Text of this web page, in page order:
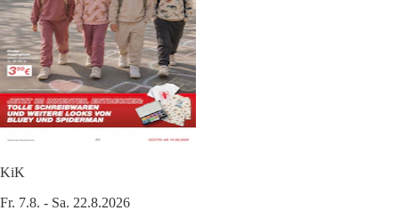
KiK
Fr. 7.8. - Sa. 22.8.2026